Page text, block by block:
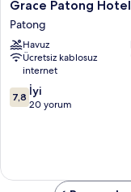
Patong
Hotel
Patong
Grace Patong Hotel
Patong
Havuz
Ücretsiz kablosuz
internet
10
üzerinden
7,8 İyi
20 yorum